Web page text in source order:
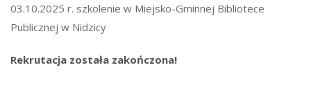
03.10.2025 r. szkolenie w Miejsko-Gminnej Bibliotece
Publicznej w Nidzicy
Rekrutacja została zakończona!